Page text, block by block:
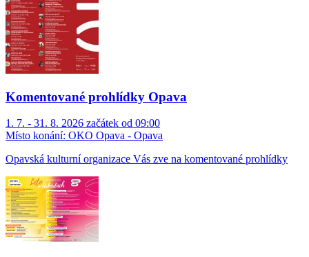
Komentované prohlídky Opava
1. 7. - 31. 8. 2026 začátek od 09:00
Místo konání: OKO Opava - Opava
Opavská kulturní organizace Vás zve na komentované prohlídky